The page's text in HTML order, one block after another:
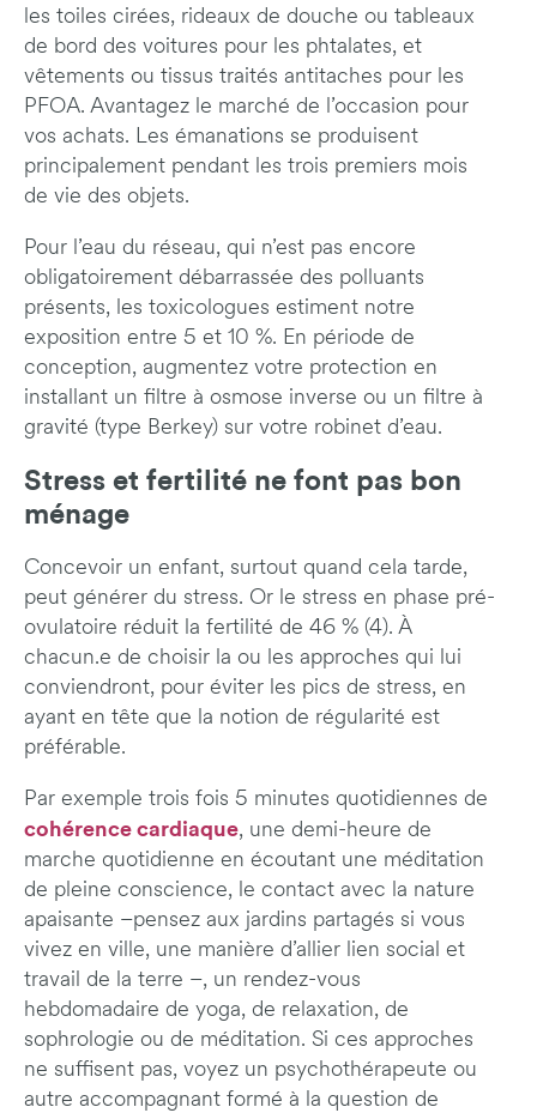
les toiles cirées, rideaux de douche ou tableaux
de bord des voitures pour les phtalates, et
vêtements ou tissus traités antitaches pour les
PFOA. Avantagez le marché de l’occasion pour
vos achats. Les émanations se produisent
principalement pendant les trois premiers mois
de vie des objets.
Pour l’eau du réseau, qui n’est pas encore
obligatoirement débarrassée des polluants
présents, les toxicologues estiment notre
exposition entre 5 et 10 %. En période de
conception, augmentez votre protection en
installant un filtre à osmose inverse ou un filtre à
gravité (type Berkey) sur votre robinet d’eau.
Stress et fertilité ne font pas bon
ménage
Concevoir un enfant, surtout quand cela tarde,
peut générer du stress. Or le stress en phase pré-
ovulatoire réduit la fertilité de 46 % (4). À
chacun.e de choisir la ou les approches qui lui
conviendront, pour éviter les pics de stress, en
ayant en tête que la notion de régularité est
préférable.
Par exemple trois fois 5 minutes quotidiennes de
cohérence cardiaque, une demi-heure de
marche quotidienne en écoutant une méditation
de pleine conscience, le contact avec la nature
apaisante –pensez aux jardins partagés si vous
vivez en ville, une manière d’allier lien social et
travail de la terre –, un rendez-vous
hebdomadaire de yoga, de relaxation, de
sophrologie ou de méditation. Si ces approches
ne suffisent pas, voyez un psychothérapeute ou
autre accompagnant formé à la question de